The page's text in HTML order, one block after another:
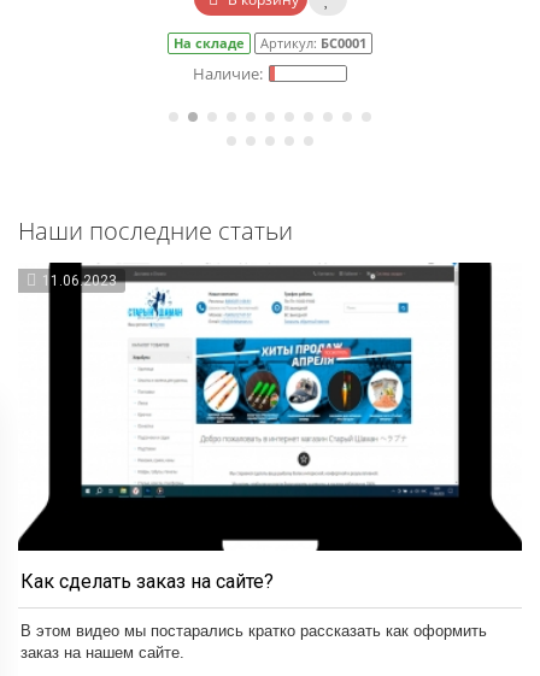
На складе Артикул: БС0001
Наши последние статьи
11.06.2023
Как сделать заказ на сайте?
В этом видео мы постарались кратко рассказать как оформить
заказ на нашем сайте.